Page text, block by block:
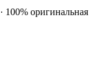
· 100% оригинальная